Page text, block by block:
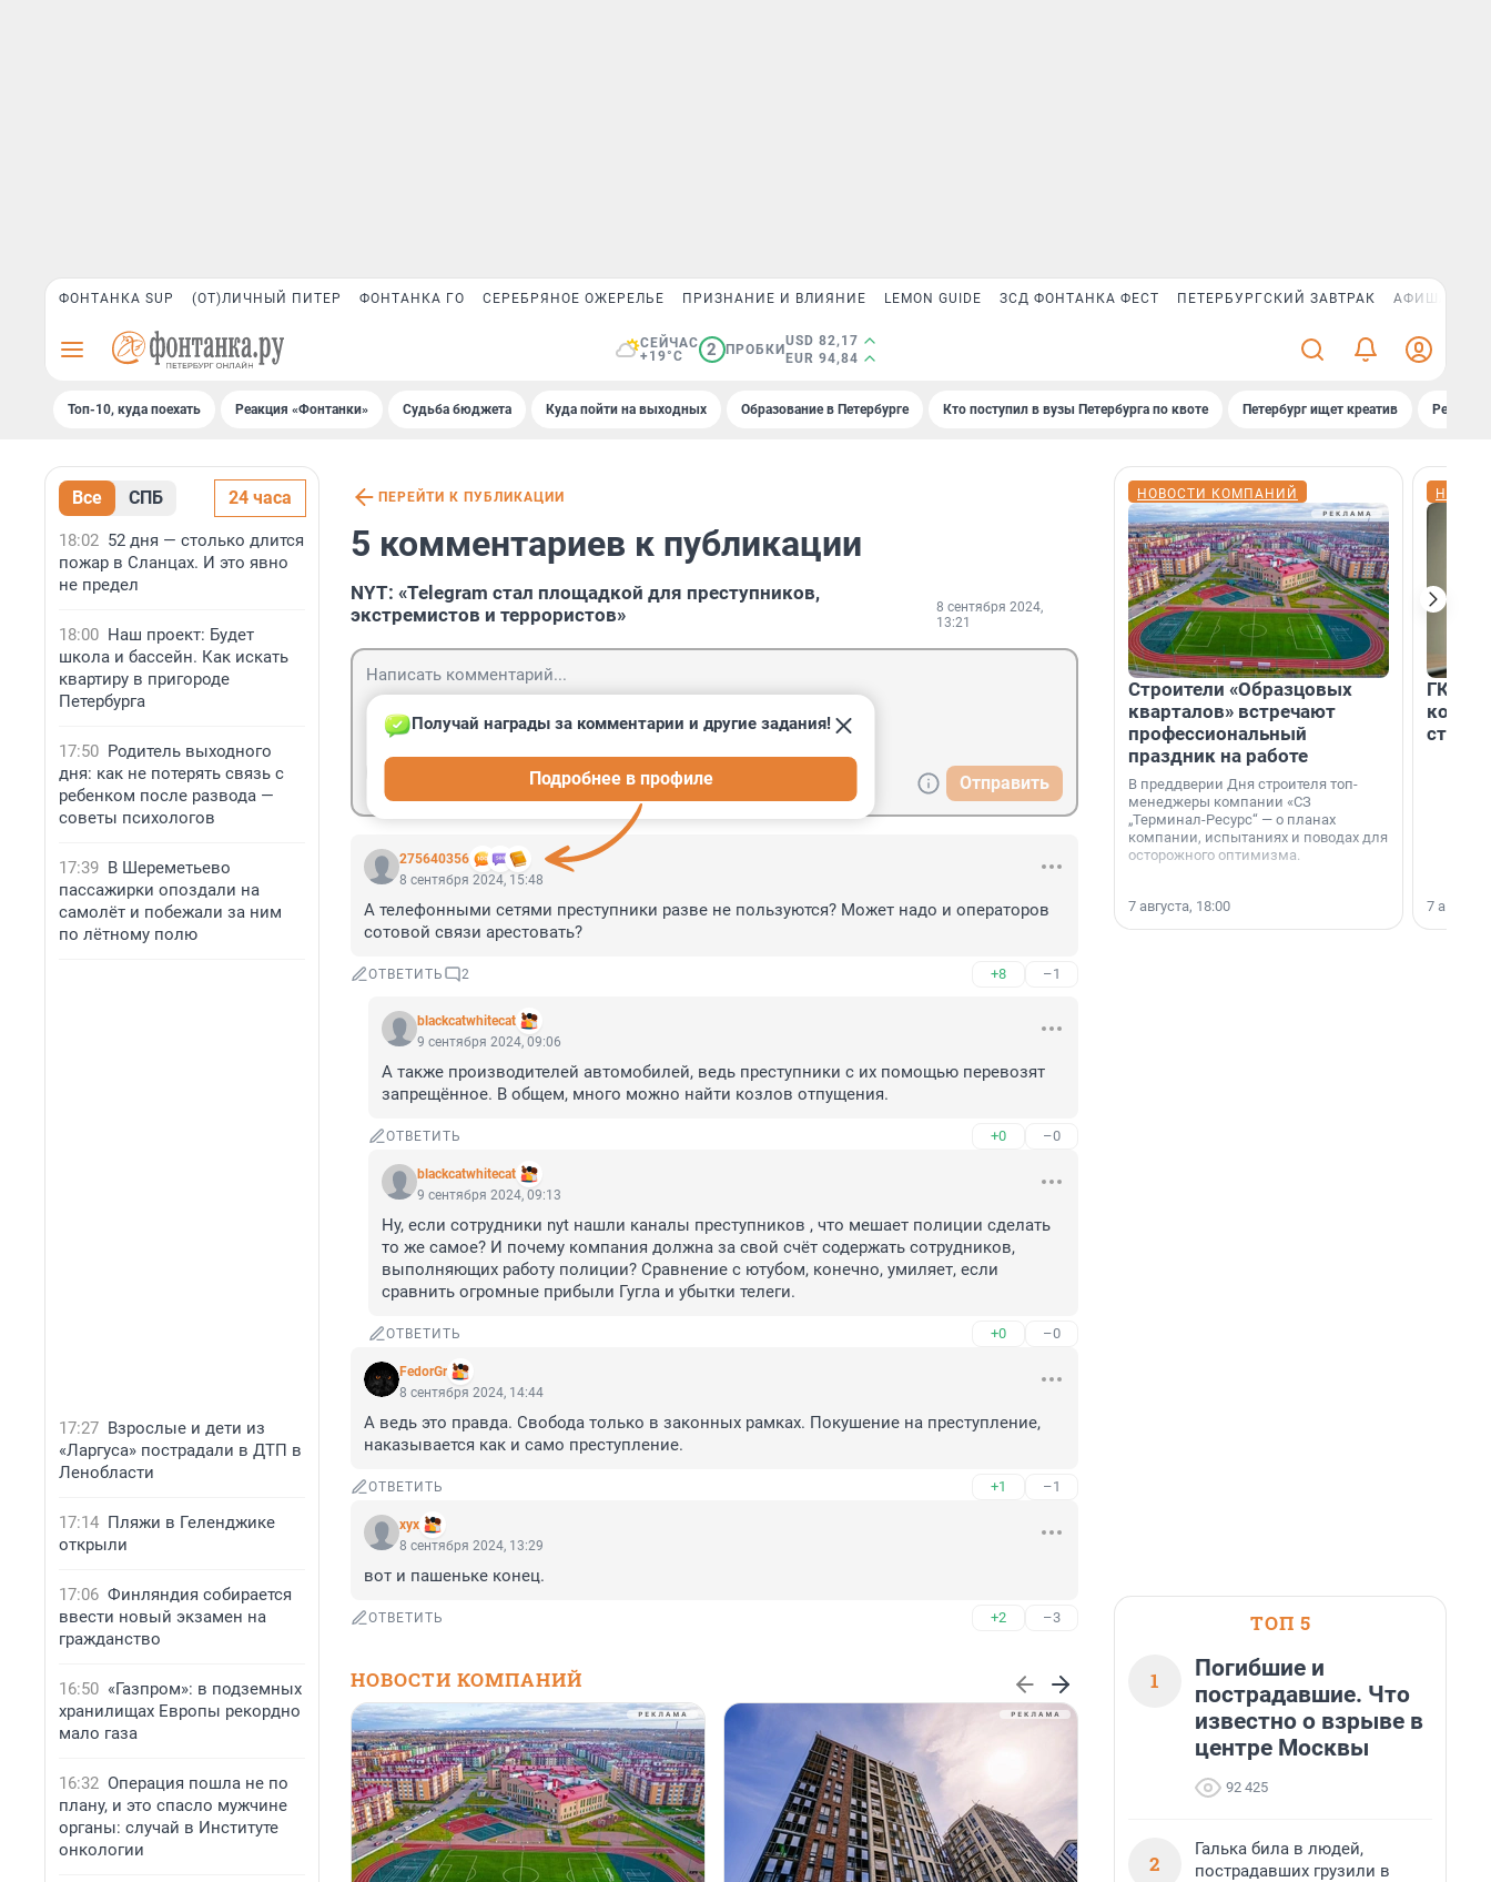
ФОНТАНКА SUP (ОТ)ЛИЧНЫЙ ПИТЕР ФОНТАНКА ГО СЕРЕБРЯНОЕ ОЖЕРЕЛЬЕ ПРИЗНАНИЕ И ВЛИЯНИЕ LEMON GUIDE ЗСД ФОНТАНКА ФЕСТ ПЕТЕРБУРГСКИЙ ЗАВТРАК АФИША PLUS
СЕЙЧАС
+19°C
2 ПРОБКИ
USD 82,17
EUR 94,84
Топ-10, куда поехать Реакция «Фонтанки» Судьба бюджета Куда пойти на выходных Образование в Петербурге Кто поступил в вузы Петербурга по квоте Петербург ищет креатив
Все СПБ 24 часа
18:02 52 дня — столько длится
пожар в Сланцах. И это явно
не предел
18:00 Наш проект: Будет
школа и бассейн. Как искать
квартиру в пригороде
Петербурга
17:50 Родитель выходного
дня: как не потерять связь с
ребенком после развода —
советы психологов
17:39 В Шереметьево
пассажирки опоздали на
самолёт и побежали за ним
по лётному полю
17:27 Взрослые и дети из
«Ларгуса» пострадали в ДТП в
Ленобласти
17:14 Пляжи в Геленджике
открыли
17:06 Финляндия собирается
ввести новый экзамен на
гражданство
16:50 «Газпром»: в подземных
хранилищах Европы рекордно
мало газа
16:32 Операция пошла не по
плану, и это спасло мужчине
органы: случай в Институте
онкологии
ПЕРЕЙТИ К ПУБЛИКАЦИИ
5 комментариев к публикации
NYT: «Telegram стал площадкой для преступников,
экстремистов и террористов»
8 сентября 2024,
13:21
Отправить
275640356
Получай награды за комментарии и другие задания!
Подробнее в профиле
8 сентября 2024, 15:48
А телефонными сетями преступники разве не пользуются? Может надо и операторов
сотовой связи арестовать?
ОТВЕТИТЬ 2 +8 –1
blackcatwhitecat
9 сентября 2024, 09:06
А также производителей автомобилей, ведь преступники с их помощью перевозят
запрещённое. В общем, много можно найти козлов отпущения.
ОТВЕТИТЬ +0 –0
blackcatwhitecat
9 сентября 2024, 09:13
Ну, если сотрудники nyt нашли каналы преcтупников , что мешает полиции сделать
то же самое? И почему компания должна за свой счёт содержать сотрудников,
выполняющих работу полиции? Сравнение с ютубом, конечно, умиляет, если
сравнить огромные прибыли Гугла и убытки телеги.
ОТВЕТИТЬ +0 –0
FedorGr
8 сентября 2024, 14:44
А ведь это правда. Свобода только в законных рамках. Покушение на преступление,
наказывается как и само преступление.
ОТВЕТИТЬ +1 –1
хух
8 сентября 2024, 13:29
вот и пашеньке конец.
ОТВЕТИТЬ +2 –3
НОВОСТИ КОМПАНИЙ
НОВОСТИ КОМПАНИЙ
Строители «Образцовых
кварталов» встречают
профессиональный
праздник на работе
В преддверии Дня строителя топ-
менеджеры компании «СЗ
„Терминал-Ресурс“ — о планах
компании, испытаниях и поводах для
осторожного оптимизма.
7 августа, 18:00
ГК
7
ТОП 5
1
Погибшие и
пострадавшие. Что
известно о взрыве в
центре Москвы
92 425
2
Галька била в людей,
пострадавших грузили в